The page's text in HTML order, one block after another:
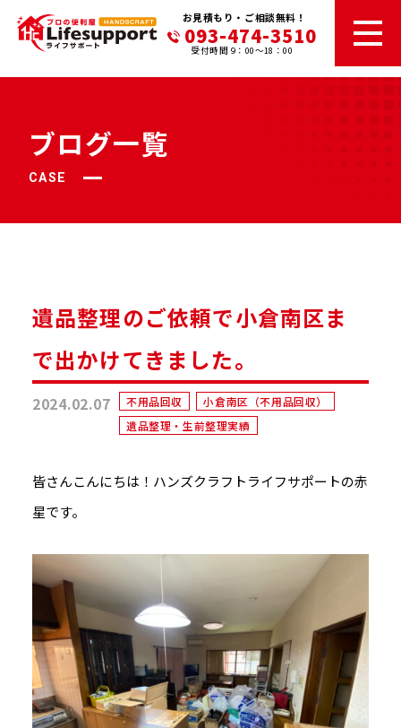
お見積もり・ご相談無料！
093-474-3510
受付時間 9：00～18：00
ブログ一覧
CASE
遺品整理のご依頼で小倉南区ま
で出かけてきました。
2024.02.07 不用品回収
小倉南区（不用品回収）
遺品整理・生前整理実績
皆さんこんにちは！ハンズクラフトライフサポートの赤
星です。